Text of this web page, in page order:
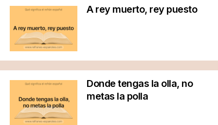
A rey muerto, rey puesto
Donde tengas la olla, no
metas la polla